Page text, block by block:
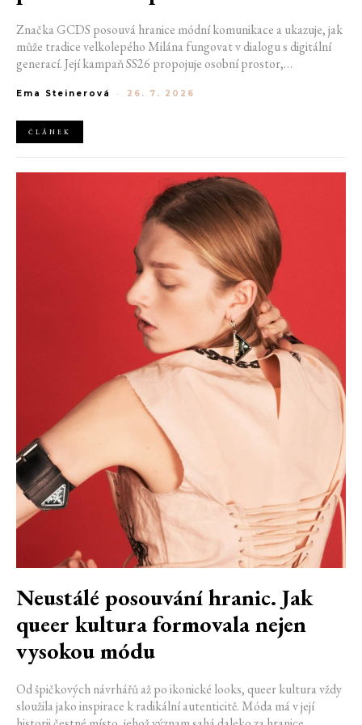
Značka GCDS posouvá hranice módní komunikace a ukazuje, jak
může tradice velkolepého Milána fungovat v dialogu s digitální
generací. Její kampaň SS26 propojuje osobní prostor,
dnes módu vnímáme a sdílíme. Zároveň potvrzuje schopnost
autentické spojení mezi módou, digitálním prostředím a
každodenním životem mladé generace.
Ema Steinerová - 26. 7. 2026
ČLÁNEK
Neustálé posouvání hranic. Jak
queer kultura formovala nejen
vysokou módu
Od špičkových návrhářů až po ikonické looks, queer kultura vždy
sloužila jako inspirace k radikální autenticitě. Móda má v její